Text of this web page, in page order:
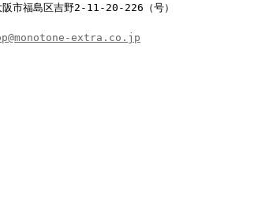
市福島区吉野2-11-20-226（号）
extra.co.jp